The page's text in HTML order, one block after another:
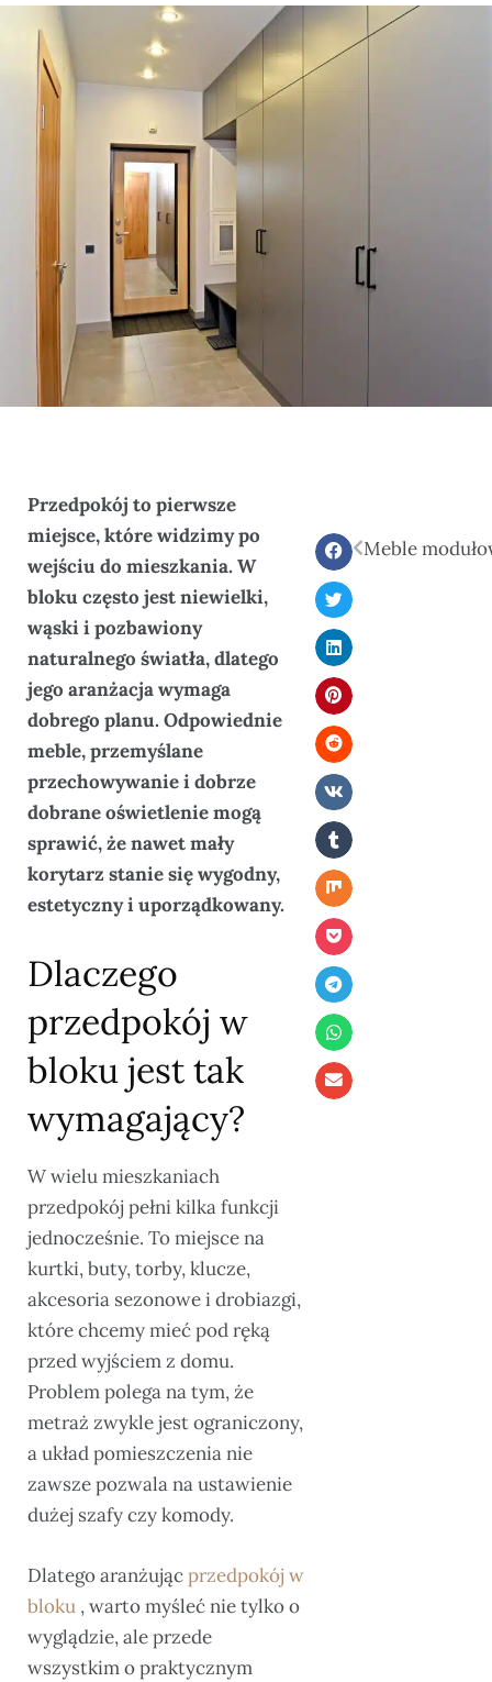
Przedpokój to pierwsze
miejsce, które widzimy po
wejściu do mieszkania. W
bloku często jest niewielki,
wąski i pozbawiony
naturalnego światła, dlatego
jego aranżacja wymaga
dobrego planu. Odpowiednie
meble, przemyślane
przechowywanie i dobrze
dobrane oświetlenie mogą
sprawić, że nawet mały
korytarz stanie się wygodny,
estetyczny i uporządkowany.
Dlaczego
przedpokój w
bloku jest tak
wymagający?
W wielu mieszkaniach
przedpokój pełni kilka funkcji
jednocześnie. To miejsce na
kurtki, buty, torby, klucze,
akcesoria sezonowe i drobiazgi,
które chcemy mieć pod ręką
przed wyjściem z domu.
Problem polega na tym, że
metraż zwykle jest ograniczony,
a układ pomieszczenia nie
zawsze pozwala na ustawienie
dużej szafy czy komody.
Dlatego aranżującprzedpokój w
bloku , warto myśleć nie tylko o
wyglądzie, ale przede
wszystkim o praktycznym